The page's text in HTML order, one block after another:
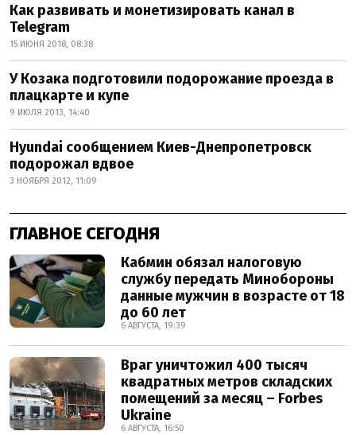
Как развивать и монетизировать канал в
Telegram
15 ИЮНЯ 2018, 08:38
У Козака подготовили подорожание проезда в
плацкарте и купе
9 ИЮЛЯ 2013, 14:40
Hyundai сообщением Киев-Днепропетровск
подорожал вдвое
3 НОЯБРЯ 2012, 11:09
ГЛАВНОЕ СЕГОДНЯ
Кабмин обязал налоговую
службу передать Минобороны
данные мужчин в возрасте от 18
до 60 лет
6 АВГУСТА, 19:39
Враг уничтожил 400 тысяч
квадратных метров складских
помещений за месяц – Forbes
Ukraine
6 АВГУСТА, 16:50